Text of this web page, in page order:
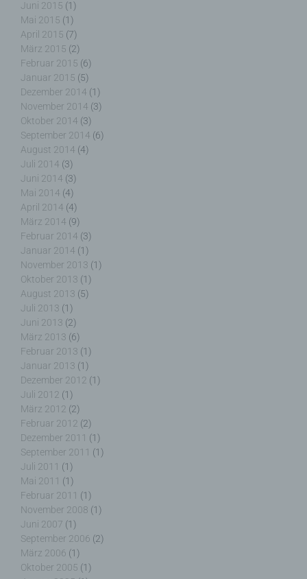
Juni 2015 (1)
Mai 2015 (1)
April 2015 (7)
März 2015 (2)
Februar 2015 (6)
Januar 2015 (5)
Dezember 2014 (1)
November 2014 (3)
Oktober 2014 (3)
September 2014 (6)
August 2014 (4)
Juli 2014 (3)
Juni 2014 (3)
Mai 2014 (4)
April 2014 (4)
März 2014 (9)
Februar 2014 (3)
Januar 2014 (1)
November 2013 (1)
Oktober 2013 (1)
August 2013 (5)
Juli 2013 (1)
Juni 2013 (2)
März 2013 (6)
Februar 2013 (1)
Januar 2013 (1)
Dezember 2012 (1)
Juli 2012 (1)
März 2012 (2)
Februar 2012 (2)
Dezember 2011 (1)
September 2011 (1)
Juli 2011 (1)
Mai 2011 (1)
Februar 2011 (1)
November 2008 (1)
Juni 2007 (1)
September 2006 (2)
März 2006 (1)
Oktober 2005 (1)
k) Einwilligung
Einwilligung ist jede von der betroffenen Person
freiwillig für den bestimmten Fall in informierter
Weise und unmissverständlich abgegebene
Willensbekundung in Form einer Erklärung oder
einer sonstigen eindeutigen bestätigenden
Handlung, mit der die betroffene Person zu
verstehen gibt, dass sie mit der Verarbeitung der
sie betreffenden personenbezogenen Daten
einverstanden ist.
Name und Anschrift des für die Verarbeitung
Verantwortlichen
Verantwortlicher im Sinne der Datenschutz-
Grundverordnung, sonstiger in den Mitgliedstaaten
der Europäischen Union geltenden
Datenschutzgesetze und anderer Bestimmungen
mit datenschutzrechtlichem Charakter ist die:
Nicht kommerzielle Homepage Woiga.de
Wolfgang Behling
Karwendelstraße 9
82499 Wallgau
Deutschland
E-Mail: wolfgang.behling@t-online.de
Cookies / SessionStorage / LocalStorage